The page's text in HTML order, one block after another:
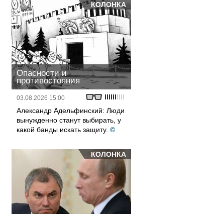
КОЛОНКА
Опасности и
противостояния
03.08.2026 15:00
Александр Адельфинский: Люди
вынужденно станут выбирать, у
какой банды искать защиту. ©
КОЛОНКА